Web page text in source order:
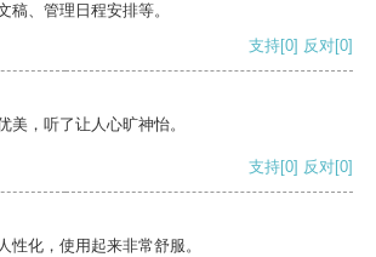
稿、管理日程安排等。
支持[0] 反对[0]
美，听了让人心旷神怡。
支持[0] 反对[0]
性化，使用起来非常舒服。